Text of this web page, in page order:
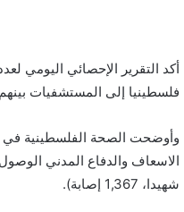
أكد التقرير الإحصائي اليومي
فلسطينيا إلى المستشفيات بينهم أربعة شهداء
وأوضحت الصحة الفلسطينية في
شهيدا، 1,367 إصابة).